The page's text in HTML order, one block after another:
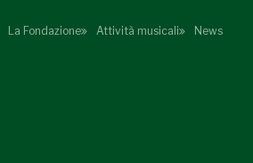
La Fondazione Attività musicali News